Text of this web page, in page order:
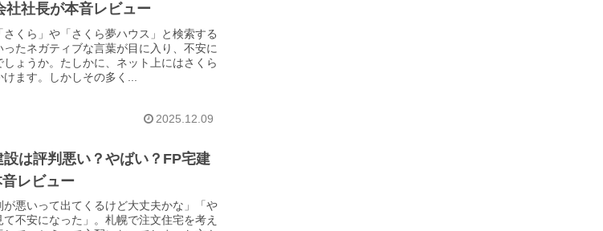
社社長が本音レビュー
くら」や「さくら夢ハウス」と検索する
たネガティブな言葉が目に入り、不安に
ょうか。たしかに、ネット上にはさくら
ます。しかしその多く...
2025.12.09
設は評判悪い？やばい？FP宅建
レビュー
が悪いって出てくるけど大丈夫かな」「や
不安になった」。札幌で注文住宅を考え